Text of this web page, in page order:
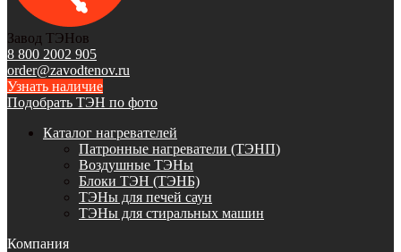
Завод ТЭНов
8 800 2002 905
order@zavodtenov.ru
Узнать наличие
Подобрать ТЭН по фото
Каталог нагревателей
Патронные нагреватели (ТЭНП)
Воздушные ТЭНы
Блоки ТЭН (ТЭНБ)
ТЭНы для печей саун
ТЭНы для стиральных машин
Компания